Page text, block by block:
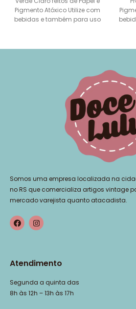
Pigmento Atóxico Utilize com
bebidas e também para uso
Somos uma empresa localizada na
no RS que comercializa artigos vintage
mercado varejista quanto atacadista.
Atendimento
Segunda a quinta das
8h às 12h – 13h às 17h